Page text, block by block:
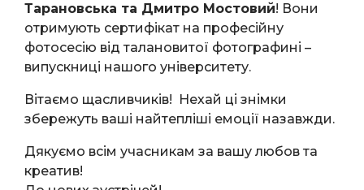
Тарановська та Дмитро Мостовий! Вони
отримують сертифікат на професійну
фотосесію від талановитої фотографині –
випускниці нашого університету.
Вітаємо щасливчиків! Нехай ці знімки
збережуть ваші найтепліші емоції назавжди.
Дякуємо всім учасникам за вашу любов та
креатив!